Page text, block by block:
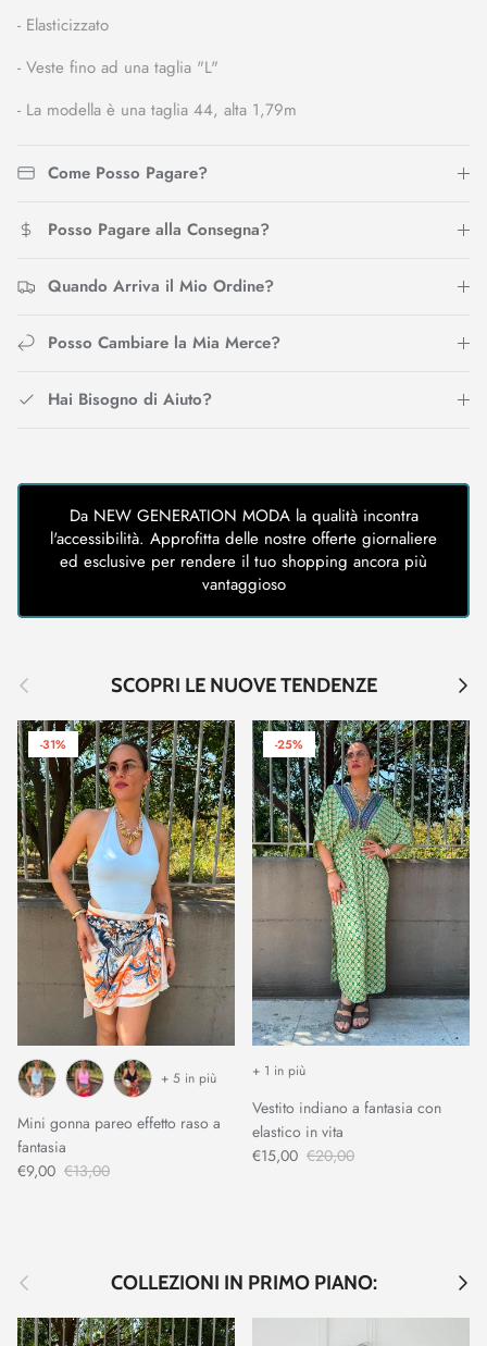
- Elasticizzato
- Veste fino ad una taglia "L"
- La modella è una taglia 44, alta 1,79m
Come Posso Pagare?
Posso Pagare alla Consegna?
Quando Arriva il Mio Ordine?
Posso Cambiare la Mia Merce?
Hai Bisogno di Aiuto?
Da NEW GENERATION MODA la qualità incontra
l'accessibilità. Approfitta delle nostre offerte giornaliere
ed esclusive per rendere il tuo shopping ancora più
vantaggioso
Indietro SCOPRI LE NUOVE TENDENZE
-31%
Mini gonna pareo effetto raso a
fantasia
€9,00 €13,00
+ 5 in più
-25%
Vestito indiano a fantasia con
elastico in vita
€15,00 €20,00
+ 1 in più
Indietro COLLEZIONI IN PRIMO PIANO: